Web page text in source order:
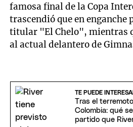
famosa final de la Copa
trascendió que en enganche
titular "El Chelo", mientras
al actual delantero de
TE PUEDE
Tras el
Colombia: qué
partido que